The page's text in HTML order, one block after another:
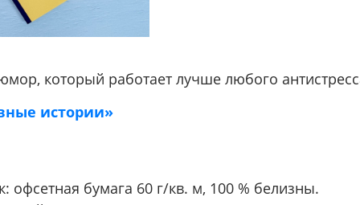
который работает лучше любого
истории»
офсетная бумага 60 г/кв. м, 100 % белизны.